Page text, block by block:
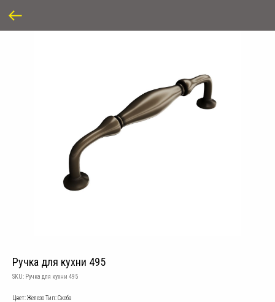
Ручка для кухни 495
SKU: Ручка для кухни 495
Цвет: Железо Тип: Скоба